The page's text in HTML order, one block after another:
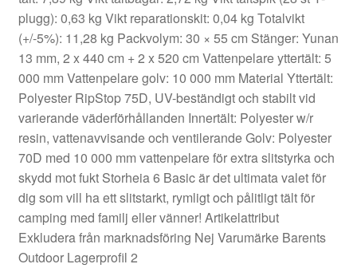
plugg): 0,63 kg Vikt reparationskit: 0,04 kg Totalvikt
(+/-5%): 11,28 kg Packvolym: 30 × 55 cm Stänger: Yunan
13 mm, 2 x 440 cm + 2 x 520 cm Vattenpelare yttertält: 5
000 mm Vattenpelare golv: 10 000 mm Material Yttertält:
Polyester RipStop 75D, UV-beständigt och stabilt vid
varierande väderförhållanden Innertält: Polyester w/r
resin, vattenavvisande och ventilerande Golv: Polyester
70D med 10 000 mm vattenpelare för extra slitstyrka och
skydd mot fukt Storheia 6 Basic är det ultimata valet för
dig som vill ha ett slitstarkt, rymligt och pålitligt tält för
camping med familj eller vänner! Artikelattribut
Exkludera från marknadsföring Nej Varumärke Barents
Outdoor Lagerprofil 2